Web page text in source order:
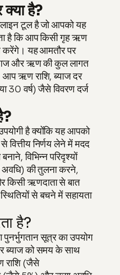
है?
टूल है जो आपको यह
है कि आप किसी गृह ऋण
करेंगे। यह आमतौर पर
और ऋण की कुल लागत
ऋण राशि, ब्याज दर
वर्ष) जैसे विवरण दर्ज
है क्योंकि यह आपको
निर्णय लेने में मदद
विभिन्न परिदृश्यों
अवधि) की तुलना करने,
किसी ऋणदाता से बात
से बचने में सहायता
है?
सूत्र का उपयोग
को समय के साथ
राशि (जैसे